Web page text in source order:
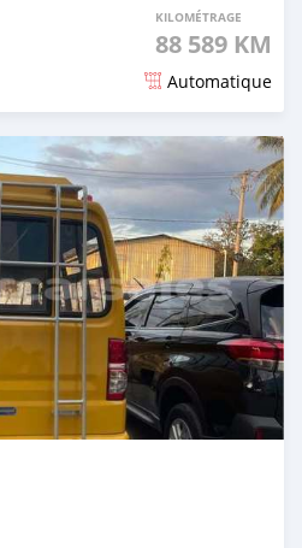
KILOMÉTRAGE
88 589 KM
Automatique